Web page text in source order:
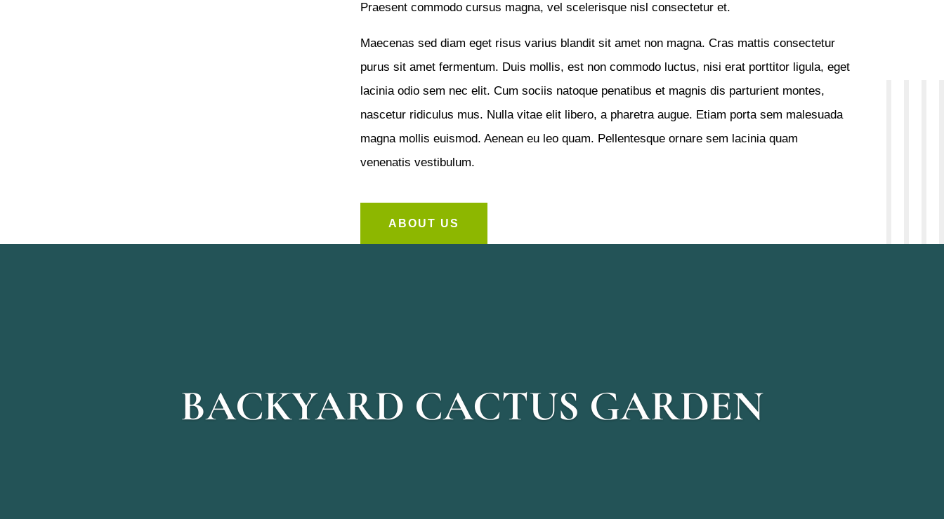
Praesent commodo cursus magna, vel scelerisque nisl consectetur et.
Maecenas sed diam eget risus varius blandit sit amet non magna. Cras mattis consectetur
purus sit amet fermentum. Duis mollis, est non commodo luctus, nisi erat porttitor ligula, eget
lacinia odio sem nec elit. Cum sociis natoque penatibus et magnis dis parturient montes,
nascetur ridiculus mus. Nulla vitae elit libero, a pharetra augue. Etiam porta sem malesuada
magna mollis euismod. Aenean eu leo quam. Pellentesque ornare sem lacinia quam
venenatis vestibulum.
ABOUT US
BACKYARD CACTUS GARDEN